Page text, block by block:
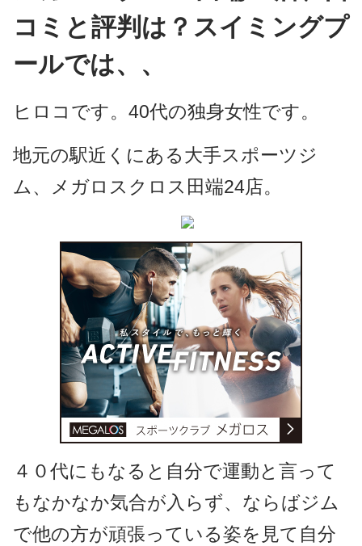
コミと評判は？スイミングプ
ールでは、、
ヒロコです。40代の独身女性です。
地元の駅近くにある大手スポーツジ
ム、メガロスクロス田端24店。
４０代にもなると自分で運動と言って
もなかなか気合が入らず、ならばジム
で他の方が頑張っている姿を見て自分